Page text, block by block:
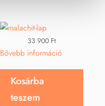
33 900 Ft
Bővebb információ
Kosárba
teszem